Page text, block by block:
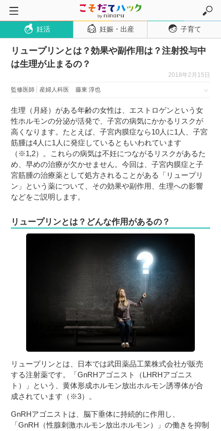
トップページ
妊活
妊娠・出産
妊娠中期
妊娠後期
出産
子育て・育児
０歳児
１歳児
３〜６歳児
妊活 妊娠・出産 子育て
リュープリンとは？効果や副作用は？注射投与中
は生理が止まるの？
2018年2月15日
監修医師 産婦人科医 藤東 淳也
生理（月経）がある年齢の女性は、エストロゲンという女
性ホルモンの分泌が活発で、子宮の病気にかかるリスクが
高くなります。たとえば、子宮内膜症なら10人に1人、子宮
筋腫は4人に1人に発症しているともいわれています
（※1,2）。これらの病気は不妊につながるリスクがあるた
め、早めの治療が欠かせません。今回は、子宮内膜症と子
宮筋腫の治療薬として処方されることがある「リュープリ
ン」という薬について、その効果や副作用、生理への影響
などをご説明します。
リュープリンとは？どんな作用があるの？
リュープリンとは、日本では武田薬品工業株式会社が販売
する注射薬です。「GnRHアゴニスト（LHRHアゴニス
ト）」という、黄体形成ホルモン放出ホルモン誘導体が合
成されています（※3）。
GnRHアゴニストは、脳下垂体に持続的に作用し、
「GnRH（性腺刺激ホルモン放出ホルモン）」の働きを抑制